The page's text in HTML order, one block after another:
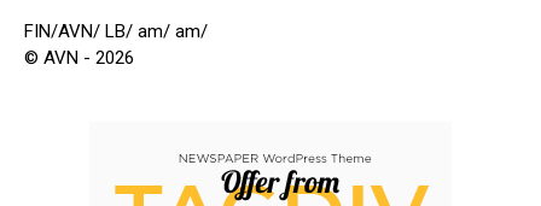
FIN/AVN/ LB/ am/ am/
© AVN - 2026